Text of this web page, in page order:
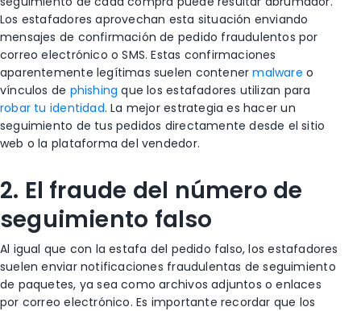
Los estafadores aprovechan esta situación enviando
mensajes de confirmación de pedido fraudulentos por
correo electrónico o SMS. Estas confirmaciones
aparentemente legítimas suelen contenermalware o
vínculos de phishing que los estafadores utilizan para
robar tu identidad. La mejor estrategia es hacer un
seguimiento de tus pedidos directamente desde el sitio
web o la plataforma del vendedor.
2. El fraude del número de
seguimiento falso
Al igual que con la estafa del pedido falso, los estafadores
suelen enviar notificaciones fraudulentas de seguimiento
de paquetes, ya sea como archivos adjuntos o enlaces
por correo electrónico. Es importante recordar que los